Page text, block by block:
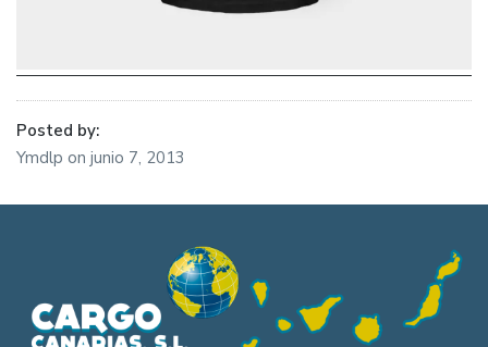
Posted by:
Ymdlp on junio 7, 2013